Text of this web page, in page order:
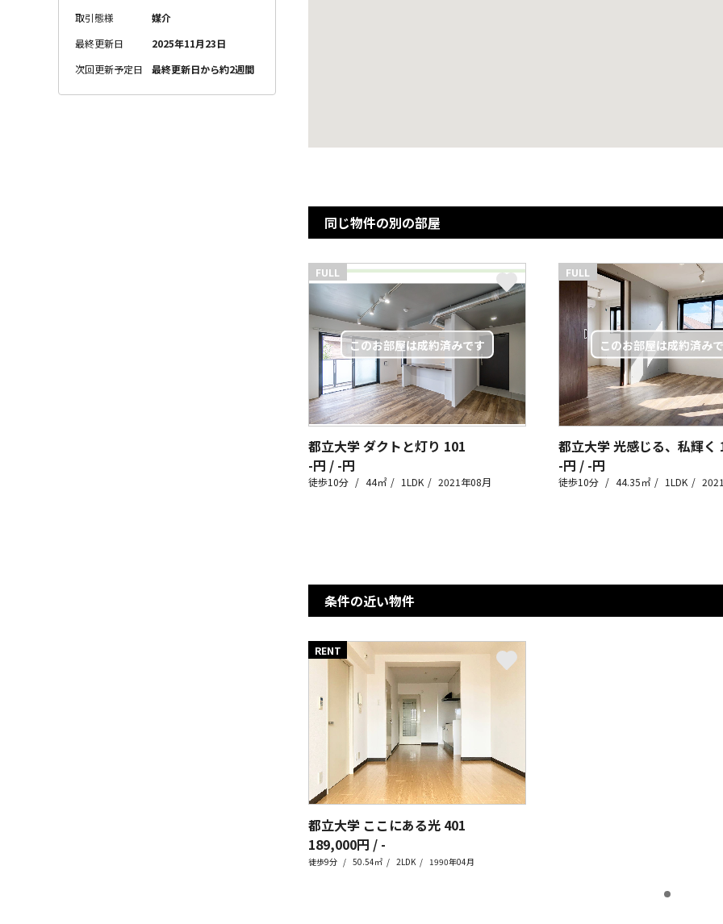
取引態様
媒介
最終更新日
2025年11月23日
次回更新予定日
最終更新日から約2週間
同じ物件の別の部屋
FULL
都立大学 ダクトと灯り 101
-円 / -円
徒歩10分 44㎡ 1LDK 2021年08月
FULL
都立大学 光感じる、私輝く
-円 / -円
徒歩10分 44.35㎡ 1LDK
条件の近い物件
RENT
都立大学 ここにある光 401
189,000円 / -
徒歩9分 50.54㎡ 2LDK 1990年04月